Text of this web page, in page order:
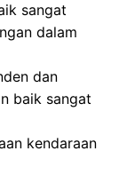
sangat
dalam
dan
baik sangat
kendaraan